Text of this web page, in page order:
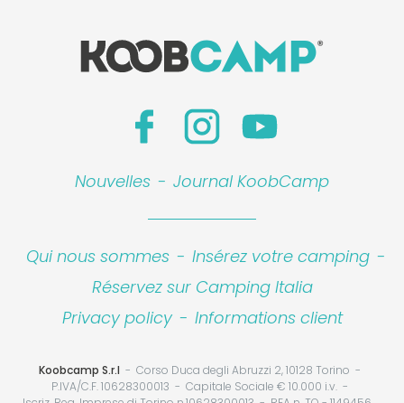
Nouvelles - Journal KoobCamp
Qui nous sommes - Insérez votre camping -
Réservez sur Camping Italia
Privacy policy - Informations client
Koobcamp S.r.l
Corso Duca degli Abruzzi 2, 10128 Torino
P.IVA/C.F. 10628300013
Capitale Sociale € 10.000 i.v.